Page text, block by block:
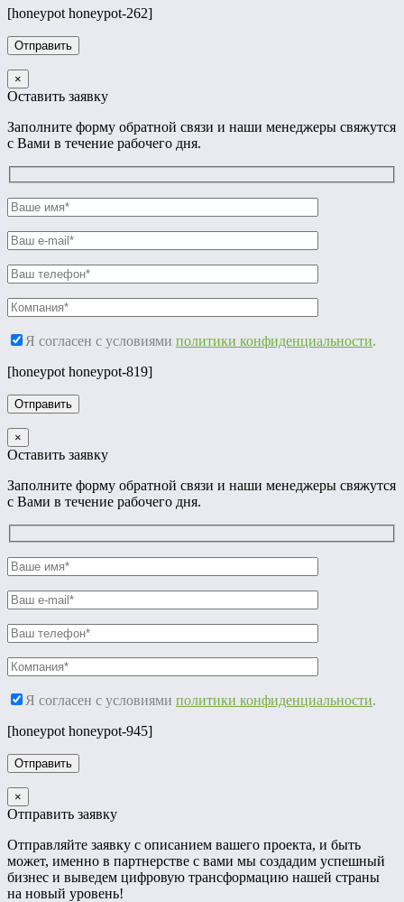
[honeypot honeypot-262]
×
Оставить заявку
Заполните форму обратной связи и наши менеджеры свяжутся
с Вами в течение рабочего дня.
Я согласен с условиями политики конфиденциальности.
[honeypot honeypot-819]
×
Оставить заявку
Заполните форму обратной связи и наши менеджеры свяжутся
с Вами в течение рабочего дня.
Я согласен с условиями политики конфиденциальности.
[honeypot honeypot-945]
×
Отправить заявку
Отправляйте заявку с описанием вашего проекта, и быть
может, именно в партнерстве с вами мы создадим успешный
бизнес и выведем цифровую трансформацию нашей страны
на новый уровень!